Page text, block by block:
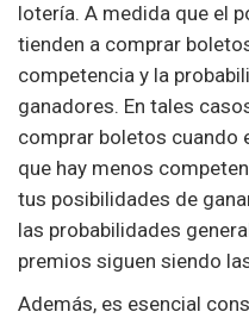
lotería. A medida que el
tienden a comprar
competencia y la
ganadores. En tales
comprar boletos cuando
que hay menos
tus posibilidades de
las probabilidades
premios siguen siendo
Además, es esencial